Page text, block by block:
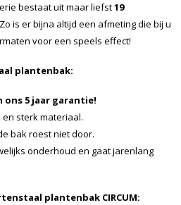
bestaat uit maar liefst19
Zo is er bijna altijd een afmeting die bij u
voor een speels effect!
plantenbak:
ons 5 jaar garantie!
sterk materiaal.
bak roest niet door.
onderhoud en gaat jarenlang
plantenbak CIRCUM: